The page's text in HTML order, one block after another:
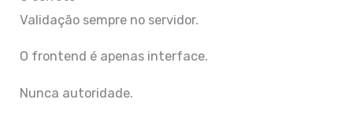
Validação sempre no servidor.
O frontend é apenas interface.
Nunca autoridade.